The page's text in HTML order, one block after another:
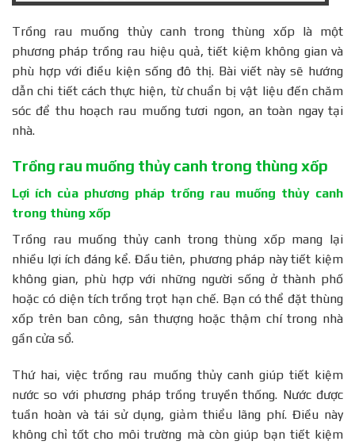
trong thùng xốp
Lợi ích của việc trồng rau muống thủy canh trong
thùng xốp
Kết luận
Trồng rau muống thủy canh trong thùng xốp là một
phương pháp trồng rau hiệu quả, tiết kiệm không gian và
phù hợp với điều kiện sống đô thị. Bài viết này sẽ hướng
dẫn chi tiết cách thực hiện, từ chuẩn bị vật liệu đến chăm
sóc để thu hoạch rau muống tươi ngon, an toàn ngay tại
nhà.
Trồng rau muống thủy canh trong thùng xốp
Lợi ích của phương pháp trồng rau muống thủy canh
trong thùng xốp
Trồng rau muống thủy canh trong thùng xốp mang lại
nhiều lợi ích đáng kể. Đầu tiên, phương pháp này tiết kiệm
không gian, phù hợp với những người sống ở thành phố
hoặc có diện tích trồng trọt hạn chế. Bạn có thể đặt thùng
xốp trên ban công, sân thượng hoặc thậm chí trong nhà
gần cửa sổ.
Thứ hai, việc trồng rau muống thủy canh giúp tiết kiệm
nước so với phương pháp trồng truyền thống. Nước được
tuần hoàn và tái sử dụng, giảm thiểu lãng phí. Điều này
không chỉ tốt cho môi trường mà còn giúp bạn tiết kiệm